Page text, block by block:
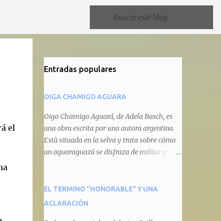
el
Entradas populares
OIGA CHAMIGO AGUARA
Oiga Chamigo Aguará, de Adela Basch, es
una obra escrita por una autora argentina.
Està situada en la selva y trata sobre cómo
un aguaraguazú se disfraza de militar y se
animal que pretenda circular por ahí. En
primera instancia aparece Teteu, el tero,
EL TERMINO "HONORABLE" Y UNA
ACLARACIÓN